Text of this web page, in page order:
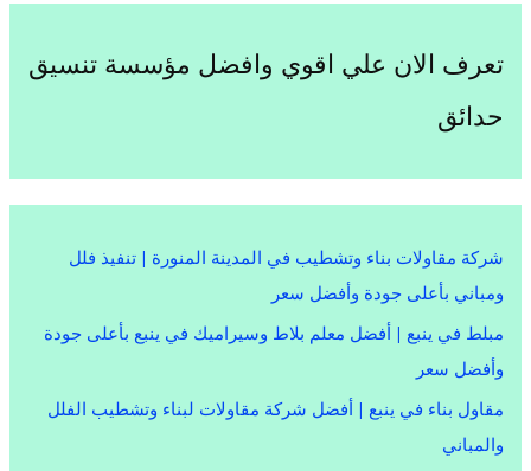
تعرف الان علي اقوي وافضل مؤسسة تنسيق
حدائق
شركة مقاولات بناء وتشطيب في المدينة المنورة | تنفيذ فلل
ومباني بأعلى جودة وأفضل سعر
مبلط في ينبع | أفضل معلم بلاط وسيراميك في ينبع بأعلى جودة
وأفضل سعر
مقاول بناء في ينبع | أفضل شركة مقاولات لبناء وتشطيب الفلل
والمباني